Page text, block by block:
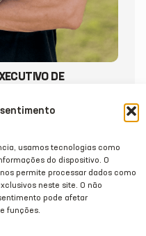
usamos tecnologias como
do dispositivo. O
permite processar dados como
neste site. O não
pode afetar
funções.
DE